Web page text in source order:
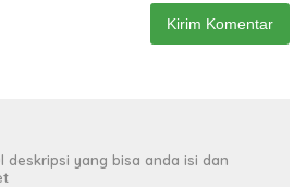
deskripsi yang bisa anda isi dan